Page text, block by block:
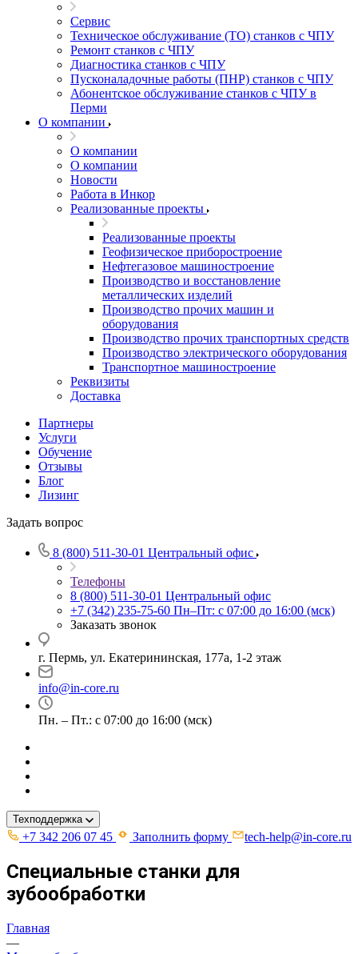
Сервис
Техническое обслуживание (ТО) станков с ЧПУ
Ремонт станков с ЧПУ
Диагностика станков с ЧПУ
Пусконаладочные работы (ПНР) станков с ЧПУ
Абонентское обслуживание станков с ЧПУ в
Перми
О компании
О компании
О компании
Новости
Работа в Инкор
Реализованные проекты
Реализованные проекты
Геофизическое приборостроение
Нефтегазовое машиностроение
Производство и восстановление
металлических изделий
Производство прочих машин и
оборудования
Производство прочих транспортных средств
Производство электрического оборудования
Транспортное машиностроение
Реквизиты
Доставка
Партнеры
Услуги
Обучение
Отзывы
Блог
Лизинг
Задать вопрос
8 (800) 511-30-01 Центральный офис
Телефоны
8 (800) 511-30-01 Центральный офис
+7 (342) 235-75-60 Пн–Пт: с 07:00 до 16:00 (мск)
Заказать звонок
г. Пермь, ул. ​Екатерининская, 177а, ​1-2 этаж
info@in-core.ru
Пн. – Пт.: с 07:00 до 16:00 (мск)
Техподдержка
+7 342 206 07 45 Заполнить форму tech-help@in-core.ru
Специальные станки для
зубообработки
Главная
—